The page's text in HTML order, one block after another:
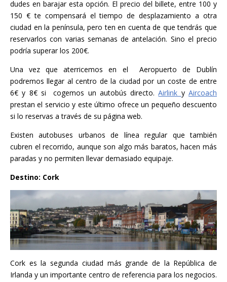
dudes en barajar esta opción. El precio del billete, entre 100 y
150 € te compensará el tiempo de desplazamiento a otra
ciudad en la península, pero ten en cuenta de que tendrás que
reservarlos con varias semanas de antelación. Sino el precio
podría superar los 200€.
Una vez que aterricemos en el Aeropuerto de Dublín
podremos llegar al centro de la ciudad por un coste de entre
6€ y 8€ si cogemos un autobús directo.Airlink yAircoach
prestan el servicio y este último ofrece un pequeño descuento
si lo reservas a través de su página web.
Existen autobuses urbanos de línea regular que también
cubren el recorrido, aunque son algo más baratos, hacen más
paradas y no permiten llevar demasiado equipaje.
Destino: Cork
Cork es la segunda ciudad más grande de la República de
Irlanda y un importante centro de referencia para los negocios.